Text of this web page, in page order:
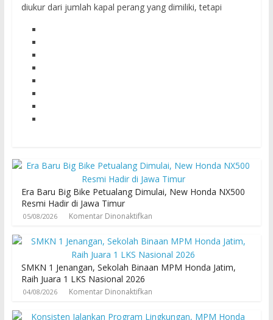
diukur dari jumlah kapal perang yang dimiliki, tetapi
Era Baru Big Bike Petualang Dimulai, New Honda NX500
Resmi Hadir di Jawa Timur
05/08/2026 Komentar Dinonaktifkan
SMKN 1 Jenangan, Sekolah Binaan MPM Honda Jatim,
Raih Juara 1 LKS Nasional 2026
04/08/2026 Komentar Dinonaktifkan